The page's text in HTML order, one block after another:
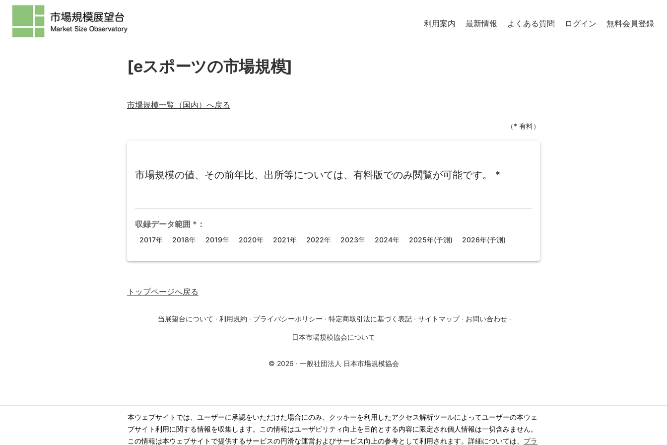
本ウェブサイトでは、ユーザーに承認をいただけた場合にのみ、クッキーを利用したアクセス解析ツールによってユーザーの本ウェ
ブサイト利用に関する情報を収集します。この情報はユーザビリティ向上を目的とする内容に限定され個人情報は一切含みません。
この情報は本ウェブサイトで提供するサービスの円滑な運営およびサービス向上の参考として利用されます。詳細については、 プラ
利用案内 最新情報 よくある質問 ログイン 無料会員登録
[eスポーツの市場規模]
市場規模一覧（国内）へ戻る
（* 有料）
市場規模の値、その前年比、出所等については、有料版でのみ閲覧が可能です。 *
収録データ範囲 * ：
2017年 2018年 2019年 2020年 2021年 2022年 2023年 2024年 2025年(予測) 2026年(予測)
トップページへ戻る
当展望台について · 利用規約 · プライバシーポリシー · 特定商取引法に基づく表記 · サイトマップ · お問い合わせ ·
日本市場規模協会について
© 2026 · 一般社団法人 日本市場規模協会